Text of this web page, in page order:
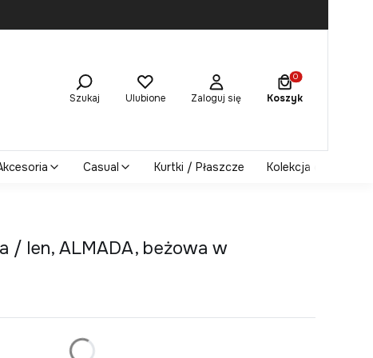
Szukaj Ulubione Zaloguj się
Produkty w
Koszyk
Casual Kurtki / Płaszcze Kolekcja damska
/ len, ALMADA, beżowa w